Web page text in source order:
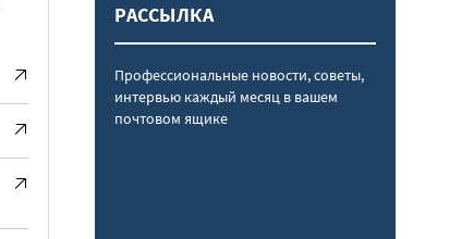
РАССЫЛКА
Профессиональные новости, советы,
интервью каждый месяц в вашем
почтовом ящике